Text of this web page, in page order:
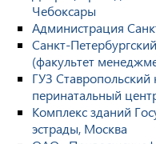
Чебоксары
Администрация
Санкт-
(факультет
ГУЗ Ставропольский
перинатальный
Комплекс зданий
эстрады, Москва